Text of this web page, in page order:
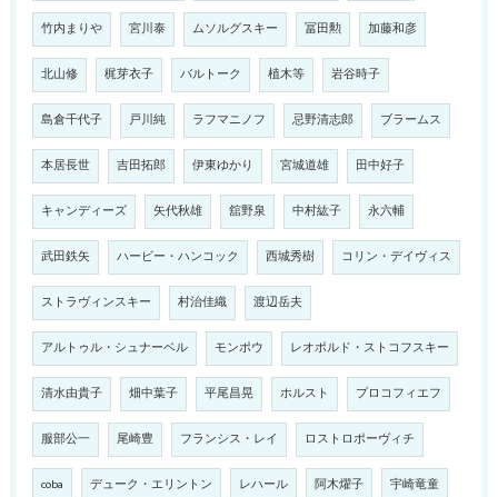
竹内まりや 宮川泰 ムソルグスキー 冨田勲 加藤和彦
北山修 梶芽衣子 バルトーク 植木等 岩谷時子
島倉千代子 戸川純 ラフマニノフ 忌野清志郎 ブラームス
本居長世 吉田拓郎 伊東ゆかり 宮城道雄 田中好子
キャンディーズ 矢代秋雄 舘野泉 中村紘子 永六輔
武田鉄矢 ハービー・ハンコック 西城秀樹 コリン・デイヴィス
ストラヴィンスキー 村治佳織 渡辺岳夫
アルトゥル・シュナーベル モンポウ レオポルド・ストコフスキー
清水由貴子 畑中葉子 平尾昌晃 ホルスト プロコフィエフ
服部公一 尾崎豊 フランシス・レイ ロストロポーヴィチ
coba デューク・エリントン レハール 阿木燿子 宇崎竜童